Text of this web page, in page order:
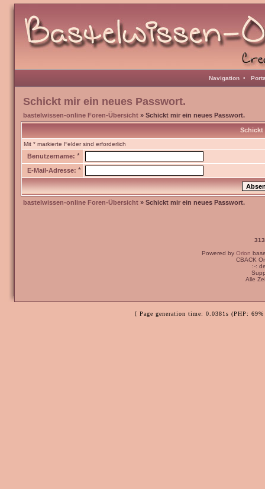
Navigation •
Schickt mir ein neues Passwort.
bastelwissen-online Foren-Übersicht » Schickt mir ein neues Passwort.
Schickt
Mit * markierte Felder sind erforderlich
Benutzername: *
E-Mail-Adresse: *
bastelwissen-online Foren-Übersicht » Schickt mir ein neues Passwort.
Powered by Orion
CBACK
:-:
Alle
[ Page generation time: 0.0381s (PHP: